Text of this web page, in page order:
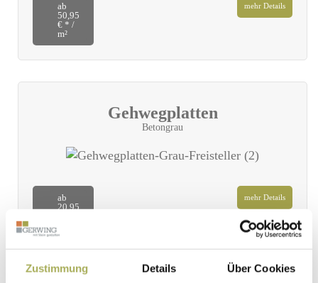
Zustimmung Details Über Cookies
ab
50,95
€ * /
m²
mehr Details
Gehwegplatten
Betongrau
ab
20,95
mehr Details